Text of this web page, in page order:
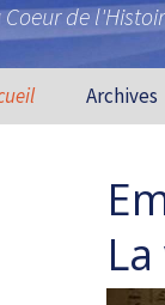
Coeur de
contenu principal
Archives